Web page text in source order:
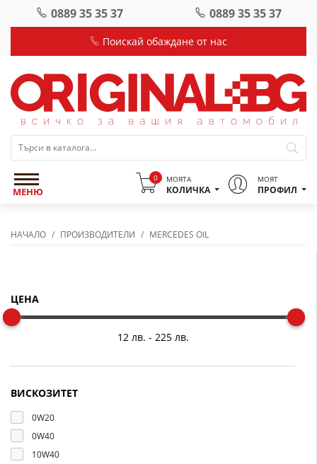
0889 35 35 37 0889 35 35 37
Поискай обаждане от нас
МЕНЮ
0 МОЯТА
КОЛИЧКА
МОЯТ
ПРОФИЛ
НАЧАЛО ПРОИЗВОДИТЕЛИ MERCEDES OIL
ЦЕНА
ВИСКОЗИТЕТ
0W20
0W40
10W40